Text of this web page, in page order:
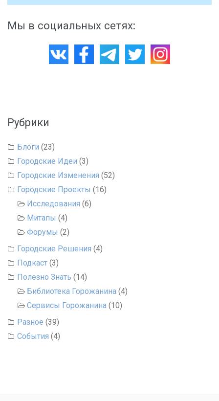
Мы в социальных сетях:
Рубрики
Блоги (23)
Городские Идеи (3)
Городские Изменения (52)
Городские Проекты (16)
Исследования (6)
Митапы (4)
Форумы (2)
Городские Решения (4)
Подкаст (3)
Полезно Знать (14)
Библиотека Горожанина (4)
Сервисы Горожанина (10)
Разное (39)
События (4)